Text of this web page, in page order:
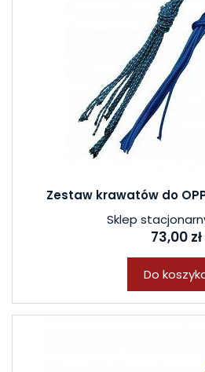
Zestaw krawatów do OPP
Sklep
73,00 zł
Do